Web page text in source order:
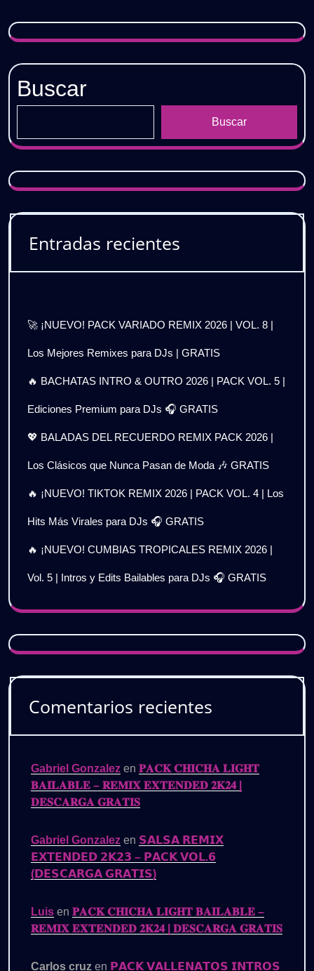
Buscar
Buscar
Entradas recientes
🚀 ¡NUEVO! PACK VARIADO REMIX 2026 | VOL. 8 |
Los Mejores Remixes para DJs | GRATIS
🔥 BACHATAS INTRO & OUTRO 2026 | PACK VOL. 5 |
Ediciones Premium para DJs 🎧 GRATIS
💖 BALADAS DEL RECUERDO REMIX PACK 2026 |
Los Clásicos que Nunca Pasan de Moda 🎶 GRATIS
🔥 ¡NUEVO! TIKTOK REMIX 2026 | PACK VOL. 4 | Los
Hits Más Virales para DJs 🎧 GRATIS
🔥 ¡NUEVO! CUMBIAS TROPICALES REMIX 2026 |
Vol. 5 | Intros y Edits Bailables para DJs 🎧 GRATIS
Comentarios recientes
Gabriel Gonzalez en 𝐏𝐀𝐂𝐊 𝐂𝐇𝐈𝐂𝐇𝐀 𝐋𝐈𝐆𝐇𝐓
𝐁𝐀𝐈𝐋𝐀𝐁𝐋𝐄 – 𝐑𝐄𝐌𝐈𝐗 𝐄𝐗𝐓𝐄𝐍𝐃𝐄𝐃 𝟐𝐊𝟐𝟒 |
𝐃𝐄𝐒𝐂𝐀𝐑𝐆𝐀 𝐆𝐑𝐀𝐓𝐈𝐒
Gabriel Gonzalez en 𝗦𝗔𝗟𝗦𝗔 𝗥𝗘𝗠𝗜𝗫
𝗘𝗫𝗧𝗘𝗡𝗗𝗘𝗗 𝟮𝗞𝟮𝟯 – 𝗣𝗔𝗖𝗞 𝗩𝗢𝗟.𝟲
(𝗗𝗘𝗦𝗖𝗔𝗥𝗚𝗔 𝗚𝗥𝗔𝗧𝗜𝗦)
Luis en 𝐏𝐀𝐂𝐊 𝐂𝐇𝐈𝐂𝐇𝐀 𝐋𝐈𝐆𝐇𝐓 𝐁𝐀𝐈𝐋𝐀𝐁𝐋𝐄 –
𝐑𝐄𝐌𝐈𝐗 𝐄𝐗𝐓𝐄𝐍𝐃𝐄𝐃 𝟐𝐊𝟐𝟒 | 𝐃𝐄𝐒𝐂𝐀𝐑𝐆𝐀 𝐆𝐑𝐀𝐓𝐈𝐒
Carlos cruz en 𝗣𝗔𝗖𝗞 𝗩𝗔𝗟𝗟𝗘𝗡𝗔𝗧𝗢𝗦 𝗜𝗡𝗧𝗥𝗢𝗦